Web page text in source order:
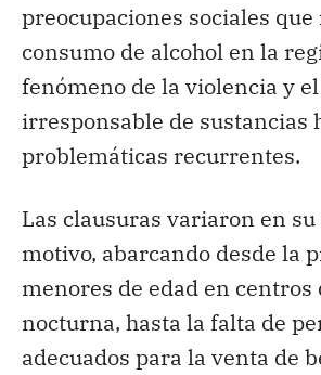
preocupaciones sociales
consumo de alcohol en la
fenómeno de la violencia y
irresponsable de sustancias
problemáticas recurrentes.
Las clausuras variaron en
motivo, abarcando desde la
menores de edad en
nocturna, hasta la falta de
adecuados para la venta de